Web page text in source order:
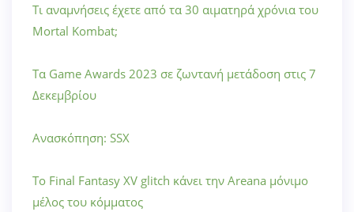
Τι αναμνήσεις έχετε από τα 30 αιματηρά χρόνια του
Mortal Kombat;
Τα Game Awards 2023 σε ζωντανή μετάδοση στις 7
Δεκεμβρίου
Ανασκόπηση: SSX
Το Final Fantasy XV glitch κάνει την Areana μόνιμο
μέλος του κόμματος